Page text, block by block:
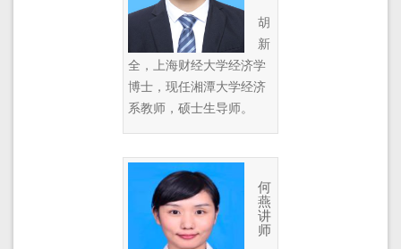
胡
新
全，上海财经大学经济学
博士，现任湘潭大学经济
系教师，硕士生导师。
何
燕
讲
师